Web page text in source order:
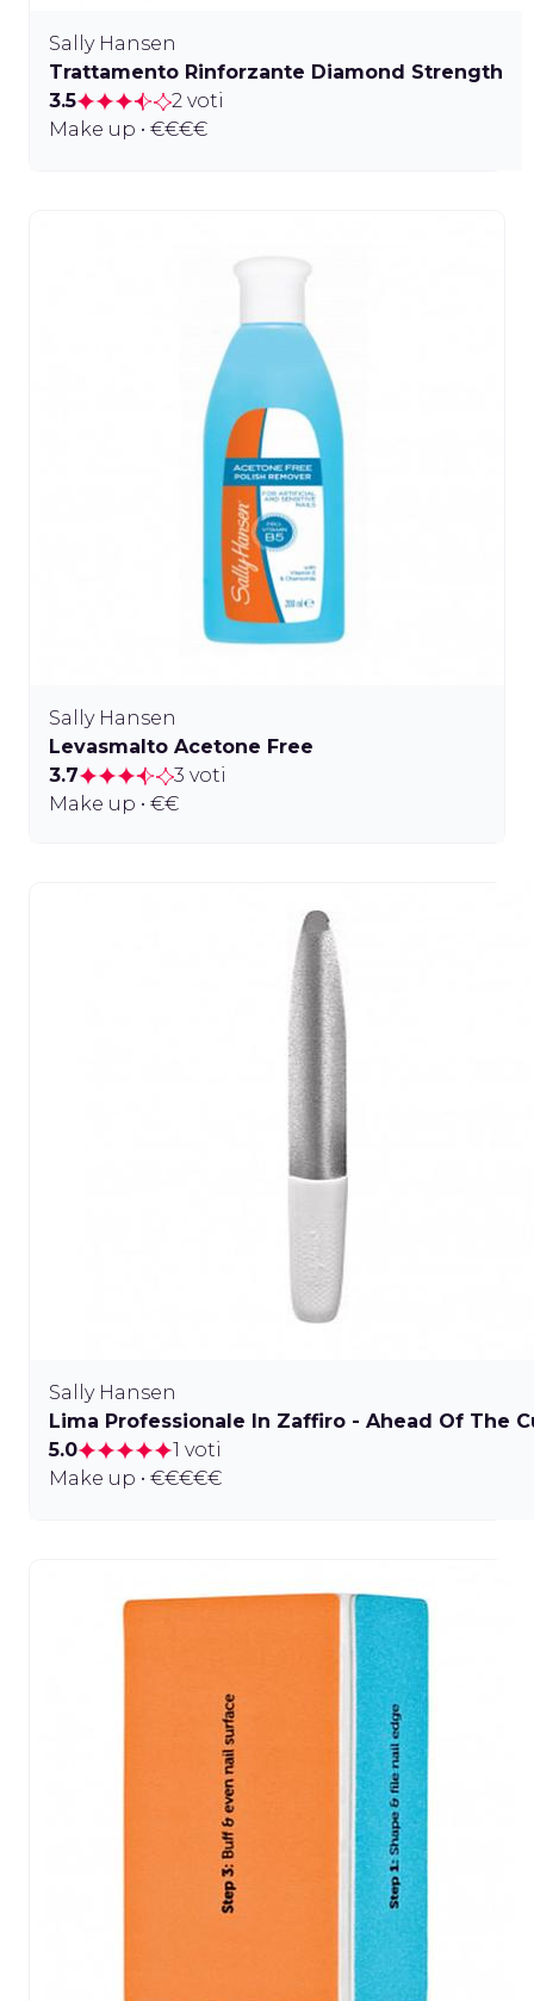
Sally Hansen
Trattamento Rinforzante Diamond Strength
3.5
2 voti
Make up • €€€€
Sally Hansen
Levasmalto Acetone Free
3.7
3 voti
Make up • €€
Sally Hansen
Lima Professionale In Zaffiro - Ahead Of The
5.0
1 voti
Make up • €€€€€